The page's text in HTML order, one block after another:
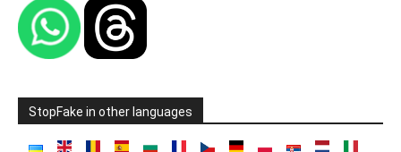
StopFake in other languages